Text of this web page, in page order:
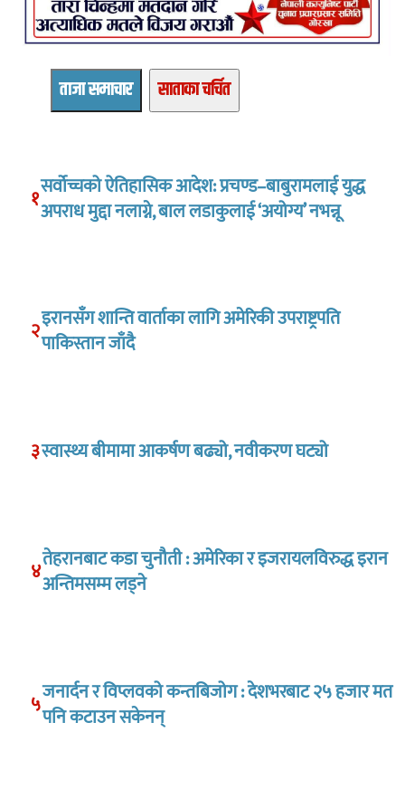
ताजा समाचार साताका चर्चित
१सर्वोच्चको ऐतिहासिक आदेश: प्रचण्ड–बाबुरामलाई युद्ध
अपराध मुद्दा नलाग्ने, बाल लडाकुलाई ‘अयोग्य’ नभन्नू
२इरानसँग शान्ति वार्ताका लागि अमेरिकी उपराष्ट्रपति
पाकिस्तान जाँदै
३स्वास्थ्य बीमामा आकर्षण बढ्यो, नवीकरण घट्यो
४तेहरानबाट कडा चुनौती : अमेरिका र इजरायलविरुद्ध इरान
अन्तिमसम्म लड्ने
५जनार्दन र विप्लवको कन्तबिजोग : देशभरबाट २५ हजार मत
पनि कटाउन सकेनन्